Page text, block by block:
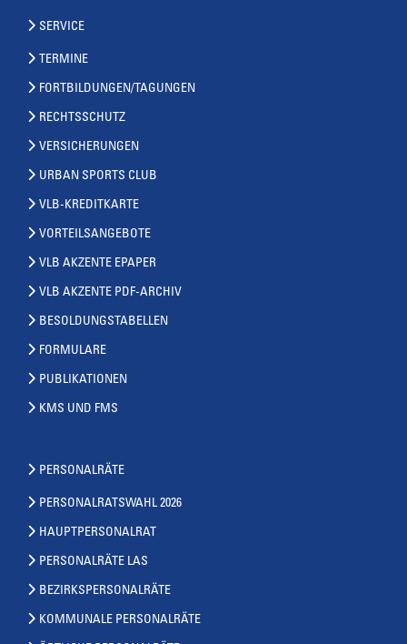
SERVICE
TERMINE
FORTBILDUNGEN/TAGUNGEN
RECHTSSCHUTZ
VERSICHERUNGEN
URBAN SPORTS CLUB
VLB-KREDITKARTE
VORTEILSANGEBOTE
VLB AKZENTE EPAPER
VLB AKZENTE PDF-ARCHIV
BESOLDUNGSTABELLEN
FORMULARE
PUBLIKATIONEN
KMS UND FMS
PERSONALRÄTE
PERSONALRATSWAHL 2026
HAUPTPERSONALRAT
PERSONALRÄTE LAS
BEZIRKSPERSONALRÄTE
KOMMUNALE PERSONALRÄTE